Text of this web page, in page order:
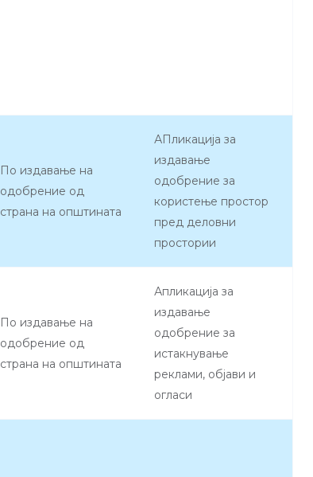
По издавање на
одобрение од
страна на општината
АПликација за
издавање
одобрение за
користење простор
пред деловни
простории
По издавање на
одобрение од
страна на општината
Апликација за
издавање
одобрение за
истакнување
реклами, објави и
огласи